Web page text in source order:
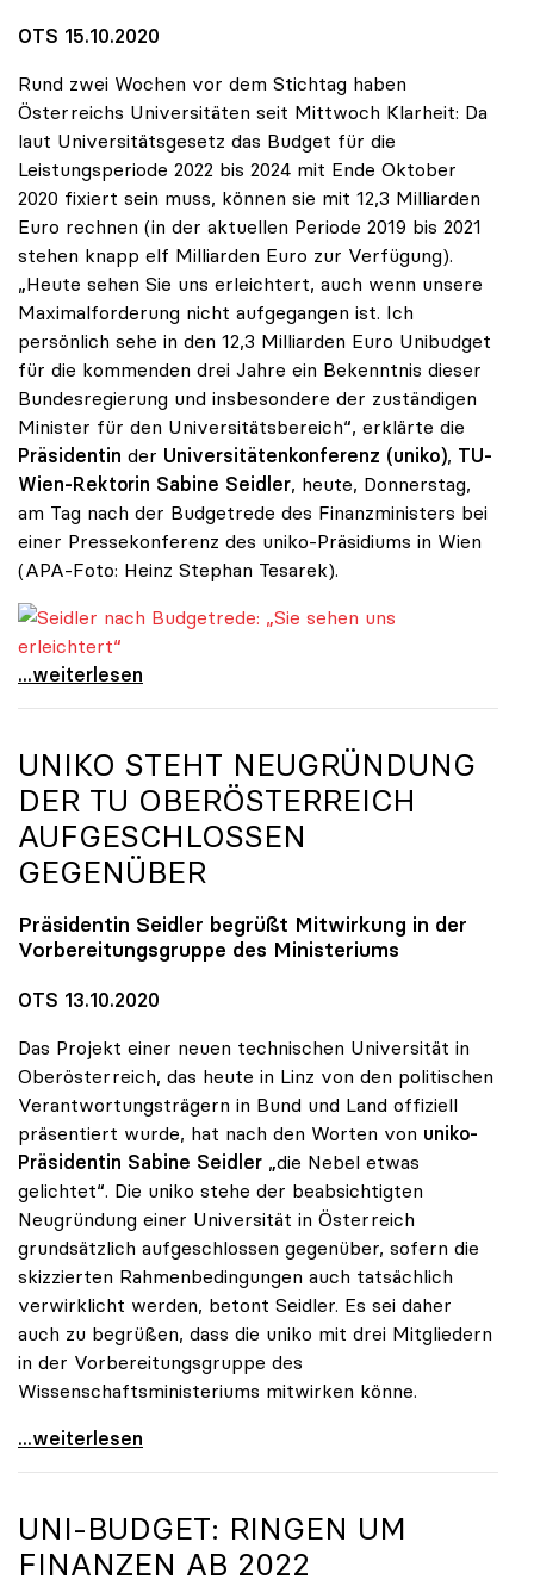
OTS 15.10.2020
Rund zwei Wochen vor dem Stichtag haben
Österreichs Universitäten seit Mittwoch Klarheit: Da
laut Universitätsgesetz das Budget für die
Leistungsperiode 2022 bis 2024 mit Ende Oktober
2020 fixiert sein muss, können sie mit 12,3 Milliarden
Euro rechnen (in der aktuellen Periode 2019 bis 2021
stehen knapp elf Milliarden Euro zur Verfügung).
„Heute sehen Sie uns erleichtert, auch wenn unsere
Maximalforderung nicht aufgegangen ist. Ich
persönlich sehe in den 12,3 Milliarden Euro Unibudget
für die kommenden drei Jahre ein Bekenntnis dieser
Bundesregierung und insbesondere der zuständigen
Minister für den Universitätsbereich“, erklärte die
Präsidentin der Universitätenkonferenz (uniko), TU-
Wien-Rektorin Sabine Seidler, heute, Donnerstag,
am Tag nach der Budgetrede des Finanzministers bei
einer Pressekonferenz des uniko-Präsidiums in Wien
(APA-Foto: Heinz Stephan Tesarek).
Seidler nach Budgetrede: „Sie sehen uns erleichtert“
Seidler nach Budgetrede: „Sie sehen uns
...weiterlesen
UNIKO STEHT NEUGRÜNDUNG
DER TU OBERÖSTERREICH
AUFGESCHLOSSEN
GEGENÜBER
Präsidentin Seidler begrüßt Mitwirkung in der
Vorbereitungsgruppe des Ministeriums
OTS 13.10.2020
Das Projekt einer neuen technischen Universität in
Oberösterreich, das heute in Linz von den politischen
Verantwortungsträgern in Bund und Land offiziell
präsentiert wurde, hat nach den Worten von uniko-
Präsidentin Sabine Seidler „die Nebel etwas
gelichtet“. Die uniko stehe der beabsichtigten
Neugründung einer Universität in Österreich
grundsätzlich aufgeschlossen gegenüber, sofern die
skizzierten Rahmenbedingungen auch tatsächlich
verwirklicht werden, betont Seidler. Es sei daher
auch zu begrüßen, dass die uniko mit drei Mitgliedern
in der Vorbereitungsgruppe des
Wissenschaftsministeriums mitwirken könne.
uniko steht Neugründung der TU Oberösterreich
...weiterlesen
UNI-BUDGET: RINGEN UM
FINANZEN AB 2022